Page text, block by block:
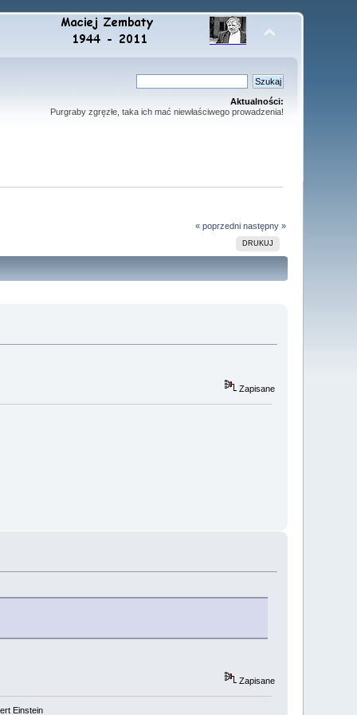
Aktualności:
Purgraby zgręzłe, taka ich mać niewłaściwego prowadzenia!
« poprzedni następny »
DRUKUJ
Zapisane
Zapisane
Einstein